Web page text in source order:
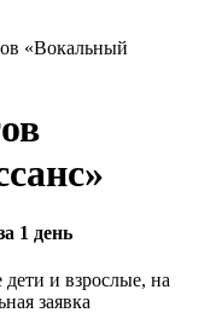
«Вокальный
1 день
и взрослые, на
заявка